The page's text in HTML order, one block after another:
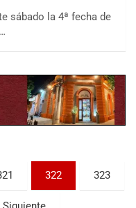
sábado la 4ª fecha de
322 323